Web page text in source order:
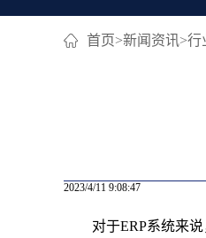
首页>新闻资讯>行
2023/4/11 9:08:47
对于ERP‍系统来